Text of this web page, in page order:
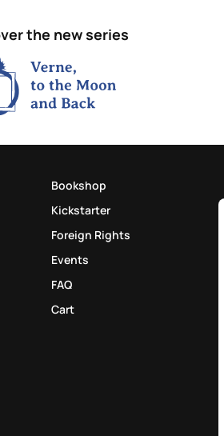
the new series
Bookshop
Kickstarter
Foreign Rights
Events
FAQ
Cart